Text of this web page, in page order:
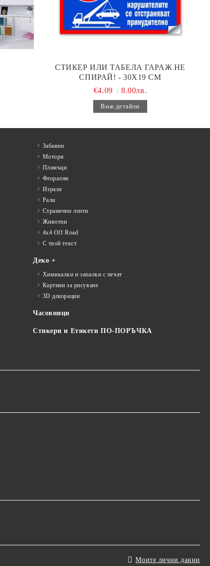
СТИКЕР ИЛИ ТАБЕЛА ГАРАЖ НЕ
СПИРАЙ! - 30Х19 СМ
€4.09
8.00лв.
Виж детайли
Забавни
Мотори
Пламъци
Флорални
Изрази
Рали
Странични ленти
Животни
4x4 Off Road
С твой текст
Деко +
Химикалки и запалки с печат
Картини за рисуване
3D декорации
Часовници
Стикери и Етикети ПО-ПОРЪЧКА
Моите лични данни